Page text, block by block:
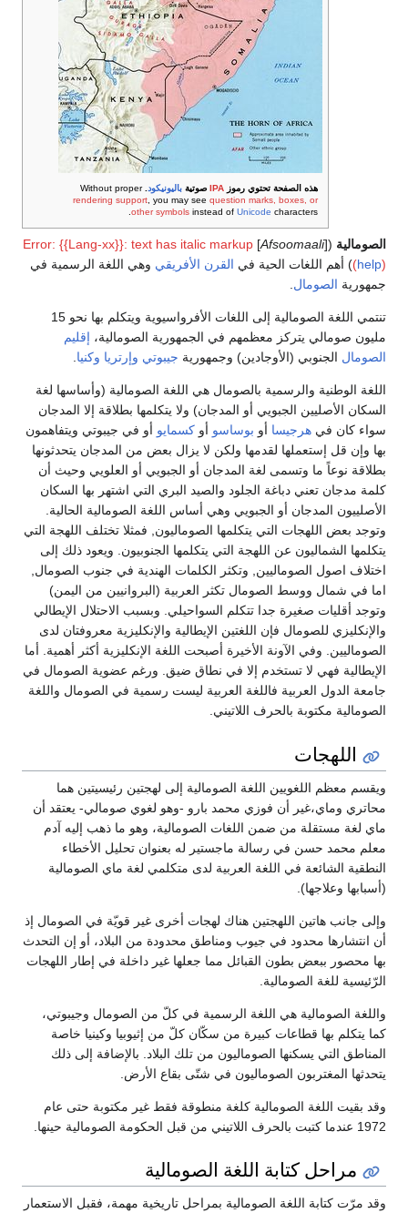
هذه الصفحة تحتوي رموزIPAصوتيةباليونيكود.
Without proper
rendering support, you may see question marks, boxes, or
other symbolsinstead of Unicode characters.
الصومالية ([
Afsoomaali
]
Error: {{Lang-xx}}: text has italic markup
(help) ) أهم اللغات الحية في القرن الأفريقي وهي اللغة الرسمية في
جمهورية الصومال.
تنتمي اللغة الصومالية إلى اللغات الأفرواسيوية ويتكلم بها نحو 15
مليون صومالي يتركز معظمهم في الجمهورية الصومالية، إقليم
الصومال الجنوبي (الأوجادين) وجمهورية جيبوتي وإرتريا وكنيا.
اللغة الوطنية والرسمية بالصومال هي اللغة الصومالية (وأساسها لغة
السكان الأصليين الجبويي أو المدجان) ولا يتكلمها بطلاقة إلا المدجان
سواء كان في هرجيسا أو بوساسو أو كسمايو أو في جيبوتي ويتفاهمون
بها وإن قل إستعملها لقدمها ولكن لا يزال بعض من المدجان يتحدثونها
بطلاقة نوعاً ما وتسمى لغة المدجان أو الجبويي أو العلويي وحيث أن
كلمة مدجان تعني دباغة الجلود والصيد البري التي اشتهر بها السكان
الأصلييون المدجان أو الجبويي وهي أساس اللغة الصومالية الحالية.
وتوجد بعض اللهجات التي يتكلمها الصوماليون, فمثلا تختلف اللهجة التي
يتكلمها الشماليون عن اللهجة التي يتكلمها الجنوبيون. ويعود ذلك إلى
اختلاف اصول الصوماليين, وتكثر الكلمات الهندية في جنوب الصومال,
اما في شمال ووسط الصومال تكثر العربية (البروانيين من اليمن)
وتوجد أقليات صغيرة جدا تتكلم السواحيلي. وبسبب الاحتلال الإيطالي
والإنكليزي للصومال فإن اللغتين الإيطالية والإنكليزية معروفتان لدى
الصوماليين. وفي الآونة الأخيرة أصبحت اللغة الإنكليزية أكثر أهمية. أما
الإيطالية فهي لا تستخدم إلا في نطاق ضيق. ورغم عضوية الصومال في
جامعة الدول العربية فاللغة العربية ليست رسمية في الصومال واللغة
الصومالية مكتوبة بالحرف اللاتيني.
اللهجات
ويقسم معظم اللغويين اللغة الصومالية إلى لهجتين رئيسيتين هما
محاتري وماي،غير أن فوزي محمد بارو -وهو لغوي صومالي- يعتقد أن
ماي لغة مستقلة من ضمن اللغات الصومالية، وهو ما ذهب إليه آدم
معلم محمد حسن في رسالة ماجستير له بعنوان تحليل الأخطاء
النطقية الشائعة في اللغة العربية لدى متكلمي لغة ماي الصومالية
(أسبابها وعلاجها).
وإلى جانب هاتين اللهجتين هناك لهجات أخرى غير قويّة في الصومال إذ
أن انتشارها محدود في جيوب ومناطق محدودة من البلاد، أو إن التحدث
بها محصور ببعض بطون القبائل مما جعلها غير داخلة في إطار اللهجات
الرّئيسية للغة الصومالية.
واللغة الصومالية هي اللغة الرسمية في كلّ من الصومال وجيبوتي،
كما يتكلم بها قطاعات كبيرة من سكّان كلّ من إثيوبيا وكينيا خاصة
المناطق التي يسكنها الصوماليون من تلك البلاد. بالإضافة إلى ذلك
يتحدثها المغتربون الصوماليون في شتّى بقاع الأرض.
وقد بقيت اللغة الصومالية كلغة منطوقة فقط غير مكتوبة حتى عام
1972 عندما كتبت بالحرف اللاتيني من قبل الحكومة الصومالية حينها.
مراحل كتابة اللغة الصومالية
وقد مرّت كتابة اللغة الصومالية بمراحل تاريخية مهمة، فقبل الاستعمار